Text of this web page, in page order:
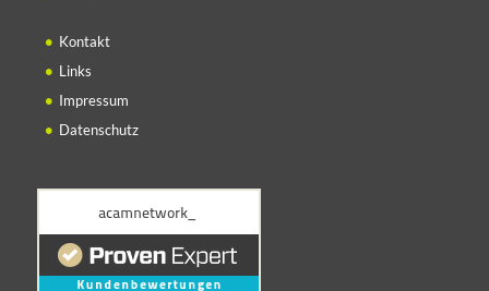
Kontakt
Links
Impressum
Datenschutz